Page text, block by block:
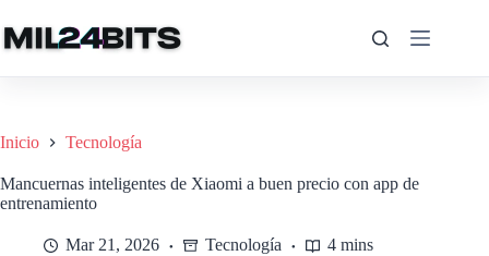
al
contenido
Inicio Tecnología
Mancuernas inteligentes de Xiaomi a buen precio con app de
entrenamiento
Mar 21, 2026 Tecnología 4 mins